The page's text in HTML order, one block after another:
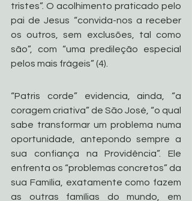
tristes”. O acolhimento praticado pelo
pai de Jesus “convida-nos a receber
os outros, sem exclusões, tal como
são”, com “uma predileção especial
pelos mais frágeis” (4).
“Patris corde” evidencia, ainda, “a
coragem criativa” de São José, “o qual
sabe transformar um problema numa
oportunidade, antepondo sempre a
sua confiança na Providência”. Ele
enfrenta os “problemas concretos” da
sua Família, exatamente como fazem
as outras famílias do mundo, em